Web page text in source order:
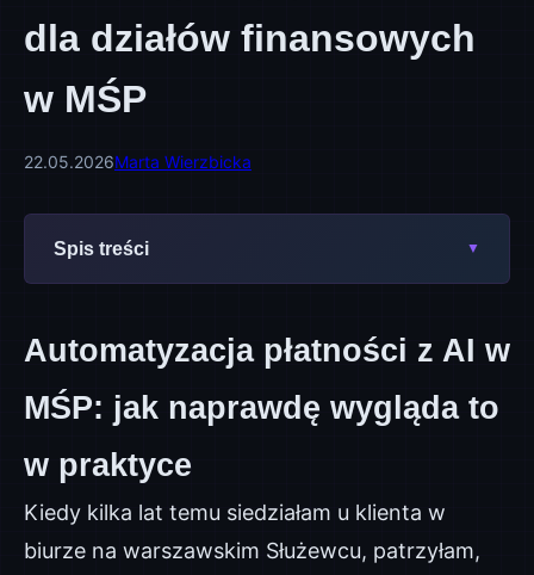
dla działów finansowych
w MŚP
22.05.2026Marta Wierzbicka
Spis treści
Automatyzacja płatności z AI w
MŚP: jak naprawdę wygląda to
w praktyce
Kiedy kilka lat temu siedziałam u klienta w
biurze na warszawskim Służewcu, patrzyłam,